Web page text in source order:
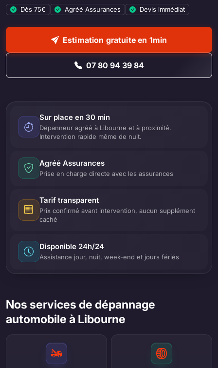
Dès 75€ Agréé Assurances Devis immédiat
Estimation gratuite en 1min
07 80 94 39 84
Sur place en 30 min
Dépanneur agréé à Libourne et à proximité.
Intervention rapide même de nuit.
Agréé Assurances
Prise en charge directe avec les assurances
Tarif transparent
Prix confirmé avant intervention, aucun supplément
caché
Disponible 24h/24
Assistance jour, nuit, week-end et jours fériés
Nos services de dépannage
automobile à Libourne